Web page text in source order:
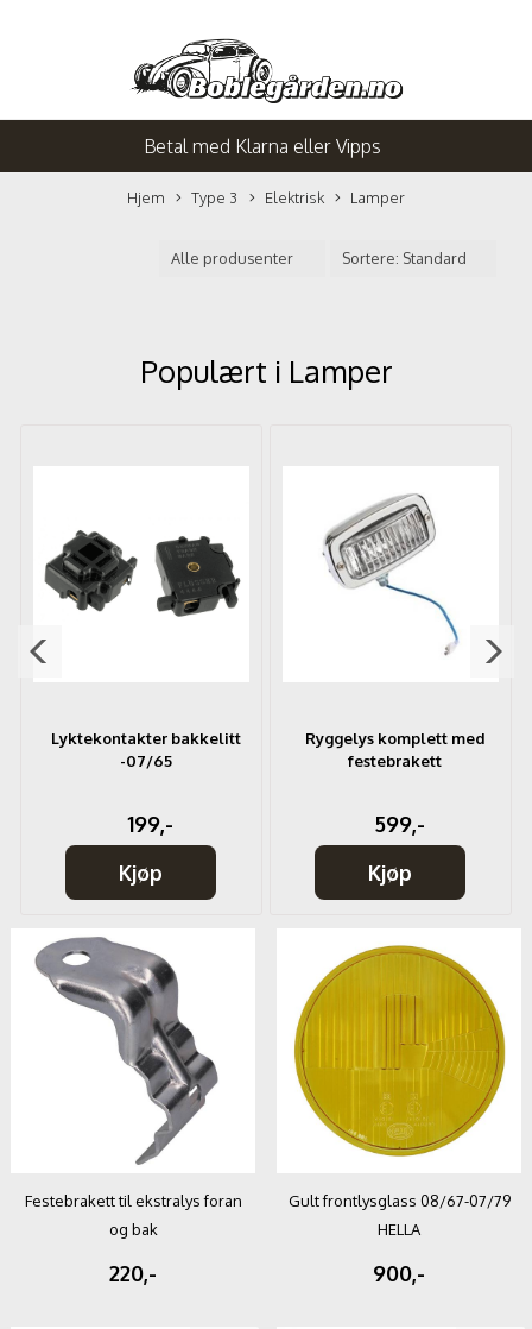
Betal med Klarna eller Vipps
Hjem Type 3 Elektrisk Lamper
Populært i Lamper
Lyktekontakter bakkelitt
-07/65
199,-
Kjøp
Ryggelys komplett med
festebrakett
599,-
Kjøp
Festebrakett til ekstralys foran
og bak
220,-
Gult frontlysglass 08/67-07/79
HELLA
900,-